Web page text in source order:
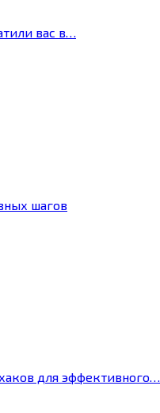
вас в…
шагов
для эффективного…